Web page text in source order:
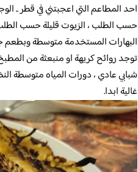
احد المطاعم التي اعجبتني في قطر ..
حسب الطلب ، الزيوت قليلة حسب
البهارات المستخدمة متوسطة وبطعم
توجد روائح كريهة او منبعثة من
شبابي عادي ، دورات المياه متوسطة
غالية ابدا.